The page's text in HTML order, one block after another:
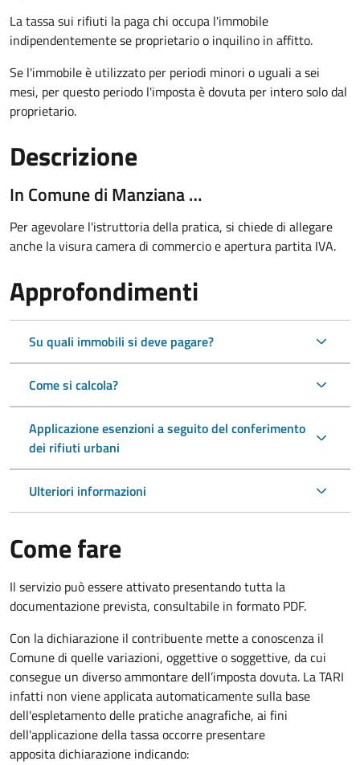
La tassa sui rifiuti la paga chi occupa l'immobile
indipendentemente se proprietario o inquilino in affitto.
Se l'immobile è utilizzato per periodi minori o uguali a sei
mesi, per questo periodo l'imposta è dovuta per intero solo dal
proprietario.
Descrizione
In Comune di Manziana …
Per agevolare l'istruttoria della pratica, si chiede di allegare
anche la visura camera di commercio e apertura partita IVA.
Approfondimenti
Su quali immobili si deve pagare?
Come si calcola?
Applicazione esenzioni a seguito del conferimento
dei rifiuti urbani
Ulteriori informazioni
Come fare
Il servizio può essere attivato presentando tutta la
documentazione prevista, consultabile in formato PDF.
Con la dichiarazione il contribuente mette a conoscenza il
Comune di quelle variazioni, oggettive o soggettive, da cui
consegue un diverso ammontare dell’imposta dovuta. La TARI
infatti non viene applicata automaticamente sulla base
dell'espletamento delle pratiche anagrafiche, ai fini
dell'applicazione della tassa occorre presentare
apposita dichiarazione indicando: